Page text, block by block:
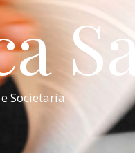
Societaria